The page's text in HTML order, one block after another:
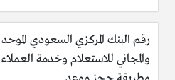
رقم البنك المركزي السعودي الموحد
والمجاني للاستعلام وخدمة العملاء